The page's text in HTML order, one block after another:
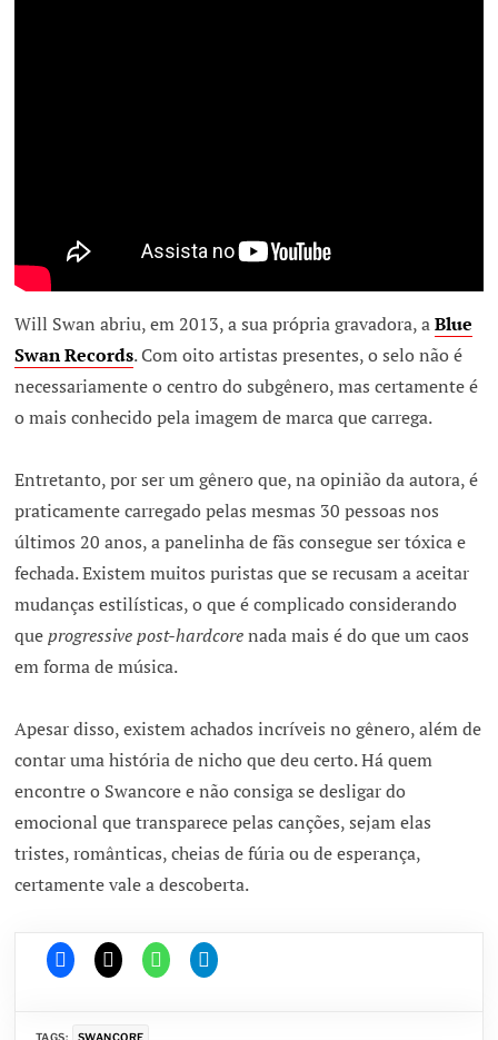
Will Swan abriu, em 2013, a sua própria gravadora, aBlue
Swan Records. Com oito artistas presentes, o selo não é
necessariamente o centro do subgênero, mas certamente é
o mais conhecido pela imagem de marca que carrega.
Entretanto, por ser um gênero que, na opinião da autora, é
praticamente carregado pelas mesmas 30 pessoas nos
últimos 20 anos, a panelinha de fãs consegue ser tóxica e
fechada. Existem muitos puristas que se recusam a aceitar
mudanças estilísticas, o que é complicado considerando
queprogressive post-hardcorenada mais é do que um caos
em forma de música.
Apesar disso, existem achados incríveis no gênero, além de
contar uma história de nicho que deu certo. Há quem
encontre o Swancore e não consiga se desligar do
emocional que transparece pelas canções, sejam elas
tristes, românticas, cheias de fúria ou de esperança,
certamente vale a descoberta.
TAGS: SWANCORE